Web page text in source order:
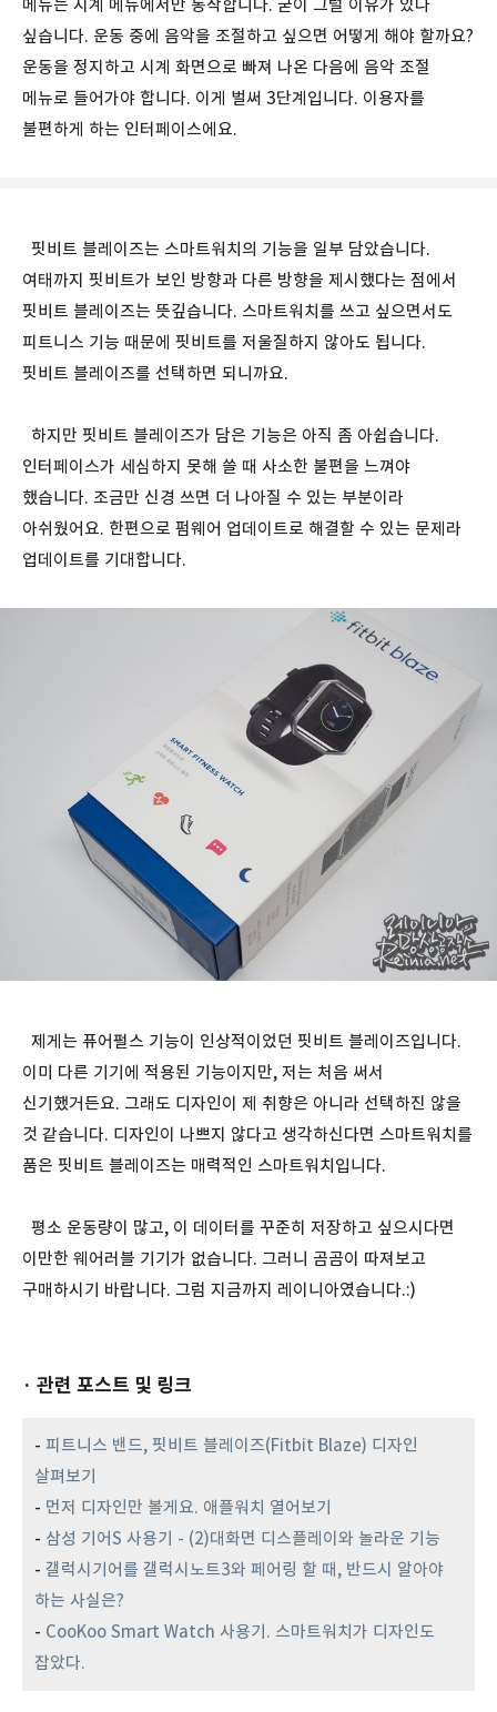
메뉴는 시계 메뉴에서만 동작합니다. 굳이 그럴 이유가 있나
싶습니다. 운동 중에 음악을 조절하고 싶으면 어떻게 해야 할까요?
운동을 정지하고 시계 화면으로 빠져 나온 다음에 음악 조절
메뉴로 들어가야 합니다. 이게 벌써 3단계입니다. 이용자를
불편하게 하는 인터페이스에요.
핏비트 블레이즈는 스마트워치의 기능을 일부 담았습니다.
여태까지 핏비트가 보인 방향과 다른 방향을 제시했다는 점에서
핏비트 블레이즈는 뜻깊습니다. 스마트워치를 쓰고 싶으면서도
피트니스 기능 때문에 핏비트를 저울질하지 않아도 됩니다.
핏비트 블레이즈를 선택하면 되니까요.
하지만 핏비트 블레이즈가 담은 기능은 아직 좀 아쉽습니다.
인터페이스가 세심하지 못해 쓸 때 사소한 불편을 느껴야
했습니다. 조금만 신경 쓰면 더 나아질 수 있는 부분이라
아쉬웠어요. 한편으로 펌웨어 업데이트로 해결할 수 있는 문제라
업데이트를 기대합니다.
제게는 퓨어펄스 기능이 인상적이었던 핏비트 블레이즈입니다.
이미 다른 기기에 적용된 기능이지만, 저는 처음 써서
신기했거든요. 그래도 디자인이 제 취향은 아니라 선택하진 않을
것 같습니다. 디자인이 나쁘지 않다고 생각하신다면 스마트워치를
품은 핏비트 블레이즈는 매력적인 스마트워치입니다.
평소 운동량이 많고, 이 데이터를 꾸준히 저장하고 싶으시다면
이만한 웨어러블 기기가 없습니다. 그러니 곰곰이 따져보고
구매하시기 바랍니다. 그럼 지금까지 레이니아였습니다.:)
· 관련 포스트 및 링크
- 피트니스 밴드, 핏비트 블레이즈(Fitbit Blaze) 디자인
살펴보기
- 먼저 디자인만 볼게요. 애플워치 열어보기
- 삼성 기어S 사용기 - (2)대화면 디스플레이와 놀라운 기능
- 갤럭시기어를 갤럭시노트3와 페어링 할 때, 반드시 알아야
하는 사실은?
- CooKoo Smart Watch 사용기. 스마트워치가 디자인도
잡았다.